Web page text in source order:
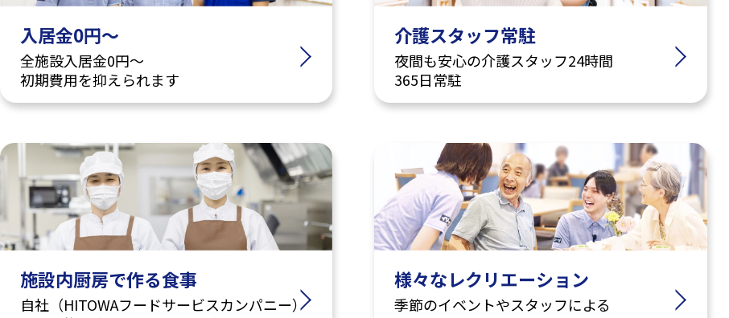
入居金0円～
全施設入居金0円～
初期費用を抑えられます
介護スタッフ常駐
夜間も安心の介護スタッフ24時間
365日常駐
施設内厨房で作る食事
自社（HITOWAフードサービスカンパニー）
様々なレクリエーション
季節のイベントやスタッフによる